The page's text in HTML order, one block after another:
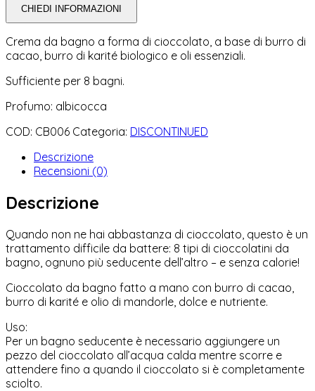
CHIEDI INFORMAZIONI
Crema da bagno a forma di cioccolato, a base di burro di
cacao, burro di karité biologico e oli essenziali.
Sufficiente per 8 bagni.
Profumo: albicocca
COD: CB006 Categoria: DISCONTINUED
Descrizione
Recensioni (0)
Descrizione
Quando non ne hai abbastanza di cioccolato, questo è un
trattamento difficile da battere: 8 tipi di cioccolatini da
bagno, ognuno più seducente dell’altro – e senza calorie!
Cioccolato da bagno fatto a mano con burro di cacao,
burro di karité e olio di mandorle, dolce e nutriente.
Uso:
Per un bagno seducente è necessario aggiungere un
pezzo del cioccolato all’acqua calda mentre scorre e
attendere fino a quando il cioccolato si è completamente
sciolto.